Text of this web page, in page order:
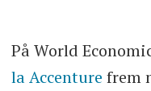
På World
la Accenture frem